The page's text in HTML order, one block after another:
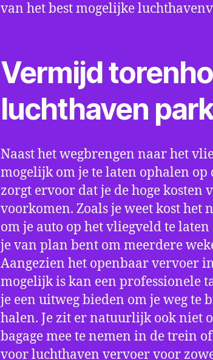
van het best mogelijke
Vermijd
luchthaven
Naast het wegbrengen naar het
mogelijk om je te laten ophalen op
zorgt ervoor dat je de hoge kosten
voorkomen. Zoals je weet kost het
om je auto op het vliegveld te
je van plan bent om meerdere
Aangezien het openbaar vervoer
mogelijk is kan een professionele
je een uitweg bieden om je weg te
halen. Je zit er natuurlijk ook niet
bagage mee te nemen in de trein
voor luchthaven vervoer voor